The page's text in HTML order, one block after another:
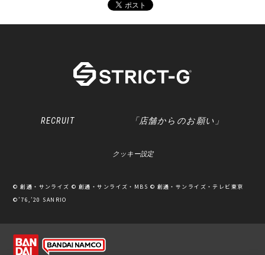
RECRUIT 「店舗からのお願い」
クッキー設定
© 創通・サンライズ © 創通・サンライズ・MBS © 創通・サンライズ・テレビ東京
©’76,’20 SANRIO